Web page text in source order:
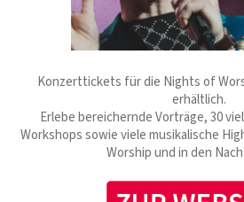
Konzerttickets für die Nights of
erhältlich.
Erlebe bereichernde Vorträge, 30
Workshops sowie viele musikalische
Worship und in den